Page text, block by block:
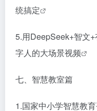
统搞定
5.用DeepSeek+智文
字人的大场景视频
七、智慧教室篇
1.国家中小学智慧教